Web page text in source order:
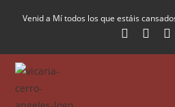
Venid a Mí todos los que estáis